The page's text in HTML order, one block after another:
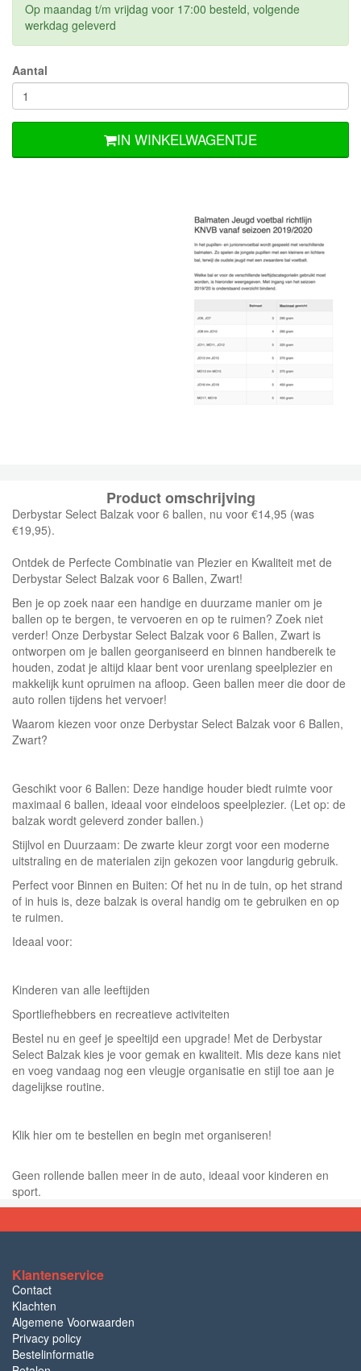
Op maandag t/m vrijdag voor 17:00 besteld, volgende
werkdag geleverd
Aantal
IN WINKELWAGENTJE
Product omschrijving
Derbystar Select Balzak voor 6 ballen, nu voor €14,95 (was
€19,95).
Ontdek de Perfecte Combinatie van Plezier en Kwaliteit met de
Derbystar Select Balzak voor 6 Ballen, Zwart!
Ben je op zoek naar een handige en duurzame manier om je
ballen op te bergen, te vervoeren en op te ruimen? Zoek niet
verder! Onze Derbystar Select Balzak voor 6 Ballen, Zwart is
ontworpen om je ballen georganiseerd en binnen handbereik te
houden, zodat je altijd klaar bent voor urenlang speelplezier en
makkelijk kunt opruimen na afloop. Geen ballen meer die door de
auto rollen tijdens het vervoer!
Waarom kiezen voor onze Derbystar Select Balzak voor 6 Ballen,
Zwart?
Geschikt voor 6 Ballen: Deze handige houder biedt ruimte voor
maximaal 6 ballen, ideaal voor eindeloos speelplezier. (Let op: de
balzak wordt geleverd zonder ballen.)
Stijlvol en Duurzaam: De zwarte kleur zorgt voor een moderne
uitstraling en de materialen zijn gekozen voor langdurig gebruik.
Perfect voor Binnen en Buiten: Of het nu in de tuin, op het strand
of in huis is, deze balzak is overal handig om te gebruiken en op
te ruimen.
Ideaal voor:
Kinderen van alle leeftijden
Sportliefhebbers en recreatieve activiteiten
Bestel nu en geef je speeltijd een upgrade! Met de Derbystar
Select Balzak kies je voor gemak en kwaliteit. Mis deze kans niet
en voeg vandaag nog een vleugje organisatie en stijl toe aan je
dagelijkse routine.
Klik hier om te bestellen en begin met organiseren!
Geen rollende ballen meer in de auto, ideaal voor kinderen en
sport.
Klantenservice
Contact
Klachten
Algemene Voorwaarden
Privacy policy
Bestelinformatie